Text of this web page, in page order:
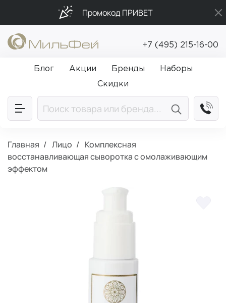
Промокод ПРИВЕТ
Подарки в каждый заказ от 5 000₽
Бесплатная доставка от 5 000₽
+7 (495) 215-16-00
Блог Акции Бренды
Наборы
Скидки
Главная Лицо
Комплексная
восстанавливающая сыворотка с омолаживающим
эффектом